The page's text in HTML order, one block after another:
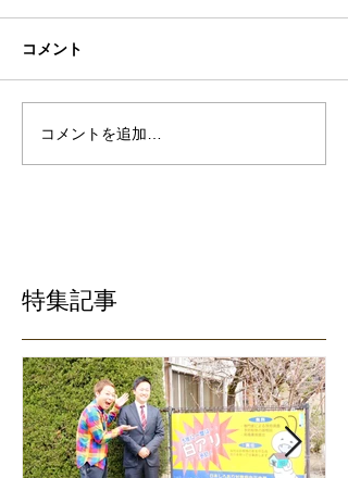
コメント
コメントを追加…
特集記事